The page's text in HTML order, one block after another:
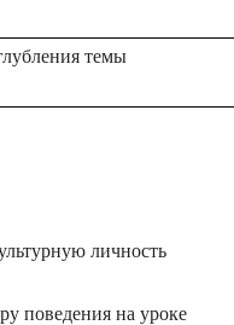
темы
личность
поведения на уроке